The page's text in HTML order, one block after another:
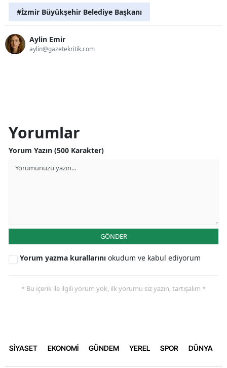
#İzmir Büyükşehir Belediye Başkanı
Aylin Emir
aylin@gazetekritik.com
Yorumlar
Yorum Yazın (500 Karakter)
GÖNDER
Yorum yazma kurallarını okudum ve kabul ediyorum
* Bu içerik ile ilgili yorum yok, ilk yorumu siz yazın, tartışalım *
SİYASET EKONOMİ GÜNDEM YEREL SPOR DÜNYA